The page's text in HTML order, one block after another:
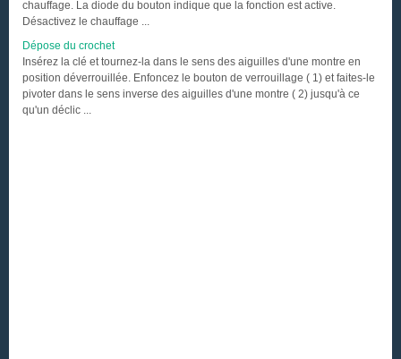
chauffage. La diode du bouton indique que la fonction est active.
Désactivez le chauffage ...
Dépose du crochet
Insérez la clé et tournez-la dans le sens des aiguilles d'une montre en
position déverrouillée. Enfoncez le bouton de verrouillage ( 1) et faites-le
pivoter dans le sens inverse des aiguilles d'une montre ( 2) jusqu'à ce
qu'un déclic ...